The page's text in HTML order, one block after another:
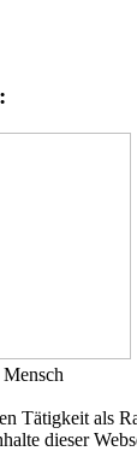
Tätigkeit als
dieser